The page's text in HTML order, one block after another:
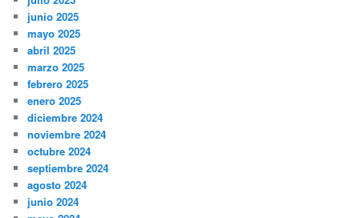
junio 2025
mayo 2025
abril 2025
marzo 2025
febrero 2025
enero 2025
diciembre 2024
noviembre 2024
octubre 2024
septiembre 2024
agosto 2024
junio 2024